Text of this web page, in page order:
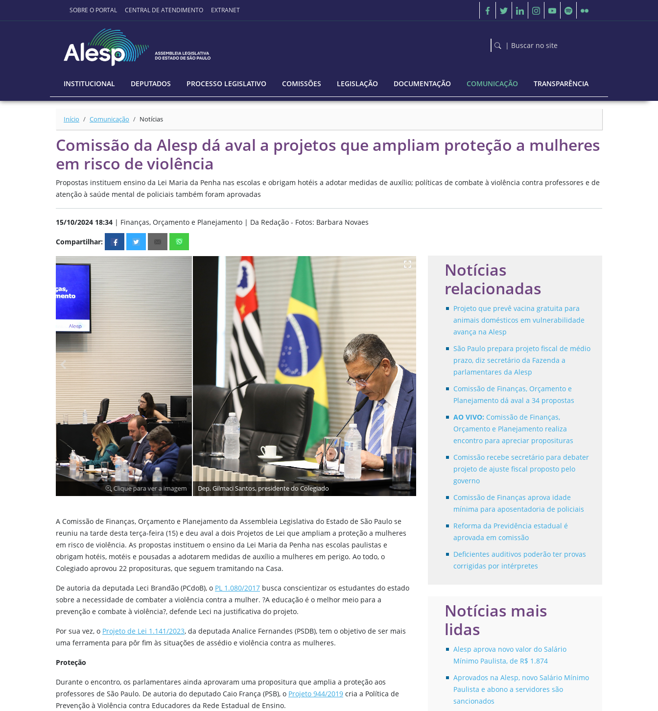
Ir para o conteúdo principal
SOBRE O PORTAL CENTRAL DE ATENDIMENTO EXTRANET
| Buscar no site
INSTITUCIONAL DEPUTADOS PROCESSO LEGISLATIVO COMISSÕES LEGISLAÇÃO DOCUMENTAÇÃO COMUNICAÇÃO TRANSPARÊNCIA
Início Comunicação Notícias
Comissão da Alesp dá aval a projetos que ampliam proteção a mulheres
em risco de violência
Propostas instituem ensino da Lei Maria da Penha nas escolas e obrigam hotéis a adotar medidas de auxílio; políticas de combate à violência contra professores e de
atenção à saúde mental de policiais também foram aprovadas
15/10/2024 18:34 | Finanças, Orçamento e Planejamento | Da Redação - Fotos: Barbara Novaes
Compartilhar:
Dep. Gilmaci Santos, presidente do Colegiado Clique para ver a imagem
A Comissão de Finanças, Orçamento e Planejamento da Assembleia Legislativa do Estado de São Paulo se
reuniu na tarde desta terça-feira (15) e deu aval a dois Projetos de Lei que ampliam a proteção a mulheres
em risco de violência. As propostas instituem o ensino da Lei Maria da Penha nas escolas paulistas e
obrigam hotéis, motéis e pousadas a adotarem medidas de auxílio a mulheres em perigo. Ao todo, o
Colegiado aprovou 22 proposituras, que seguem tramitando na Casa.
De autoria da deputada Leci Brandão (PCdoB), o PL 1.080/2017 busca conscientizar os estudantes do estado
sobre a necessidade de combater a violência contra a mulher. ?A educação é o melhor meio para a
prevenção e combate à violência?, defende Leci na justificativa do projeto.
Por sua vez, o Projeto de Lei 1.141/2023, da deputada Analice Fernandes (PSDB), tem o objetivo de ser mais
uma ferramenta para pôr fim às situações de assédio e violência contra as mulheres.
Proteção
Durante o encontro, os parlamentares ainda aprovaram uma propositura que amplia a proteção aos
professores de São Paulo. De autoria do deputado Caio França (PSB), o Projeto 944/2019 cria a Política de
Prevenção à Violência contra Educadores da Rede Estadual de Ensino.
Notícias
relacionadas
Projeto que prevê vacina gratuita para
animais domésticos em vulnerabilidade
avança na Alesp
São Paulo prepara projeto fiscal de médio
prazo, diz secretário da Fazenda a
parlamentares da Alesp
Comissão de Finanças, Orçamento e
Planejamento dá aval a 34 propostas
AO VIVO: Comissão de Finanças,
Orçamento e Planejamento realiza
encontro para apreciar proposituras
Comissão recebe secretário para debater
projeto de ajuste fiscal proposto pelo
governo
Comissão de Finanças aprova idade
mínima para aposentadoria de policiais
Reforma da Previdência estadual é
aprovada em comissão
Deficientes auditivos poderão ter provas
corrigidas por intérpretes
Notícias mais
lidas
Alesp aprova novo valor do Salário
Mínimo Paulista, de R$ 1.874
Aprovados na Alesp, novo Salário Mínimo
Paulista e abono a servidores são
sancionados